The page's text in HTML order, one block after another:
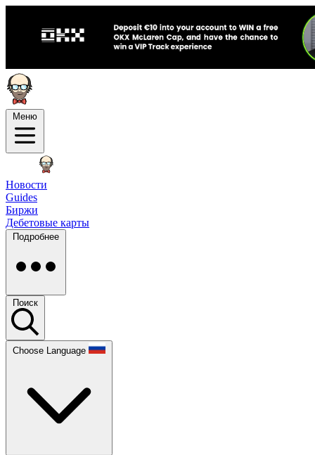
Меню
Новости
Guides
Биржи
Дебетовые карты
Подробнее
Поиск
Choose Language